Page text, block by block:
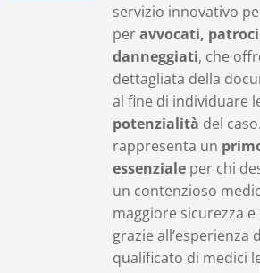
servizio innovativo
peravvocati,
danneggiati, che
dettagliata della
al fine di individuare
potenzialità del
rappresenta un
essenzialeper chi
un contenzioso
maggiore sicurezza
grazie all’esperienza
qualificato di medici